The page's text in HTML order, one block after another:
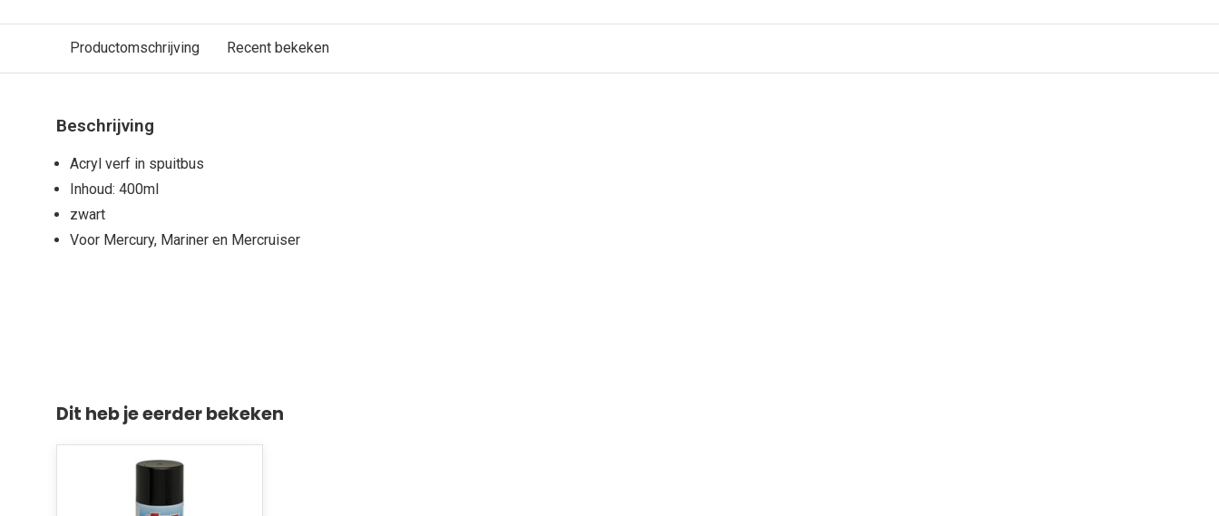
Productomschrijving Recent bekeken
Beschrijving
Acryl verf in spuitbus
Inhoud: 400ml
zwart
Voor Mercury, Mariner en Mercruiser
Dit heb je eerder bekeken